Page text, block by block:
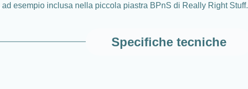
esempio inclusa nella piccola piastra BPnS di Really Right Stuff.
Specifiche tecniche